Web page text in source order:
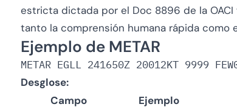
estricta dictada por el Doc 8896 de la
tanto la comprensión humana rápida como
Ejemplo de METAR
Desglose:
Campo
Ejemplo